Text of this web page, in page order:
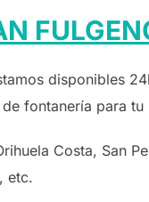
disponibles
fontanería para tu
Costa, San
etc.